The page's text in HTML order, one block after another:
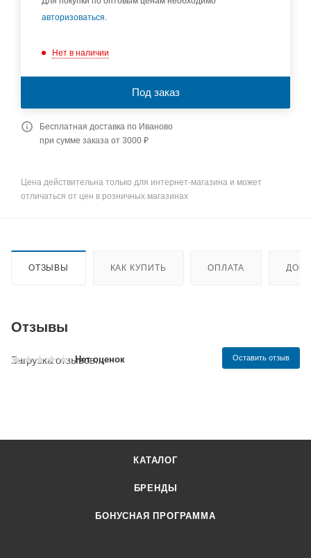
авторизоваться.
Нет в наличии
Под заказ
Бесплатная доставка по Иваново
при сумме заказа от 3000 ₽
Цена действительна только для интернет-магазина и может
отличаться от цен в розничных магазинах
ОТЗЫВЫ КАК КУПИТЬ ОПЛАТА
Отзывы
Нет оценок Оставить отзыв
Загрузка отзывов...
КАТАЛОГ
БРЕНДЫ
БОНУСНАЯ ПРОГРАММА